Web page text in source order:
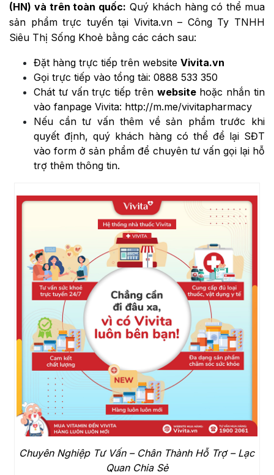
(HN) và trên toàn quốc: Quý khách hàng có thể mua
sản phẩm trực tuyến tại Vivita.vn – Công Ty TNHH
Siêu Thị Sống Khoẻ bằng các cách sau:
Đặt hàng trực tiếp trên website Vivita.vn
Gọi trực tiếp vào tổng tài: 0888 533 350
Chát tư vấn trực tiếp trên websitehoặc nhắn tin
vào fanpage Vivita: http://m.me/vivitapharmacy
Nếu cần tư vấn thêm về sản phẩm trước khi
quyết định, quý khách hàng có thể để lại SĐT
vào form ở sản phẩm để chuyên tư vấn gọi lại hỗ
trợ thêm thông tin.
Chuyên Nghiệp Tư Vấn – Chân Thành Hỗ Trợ – Lạc
Quan Chia Sẻ